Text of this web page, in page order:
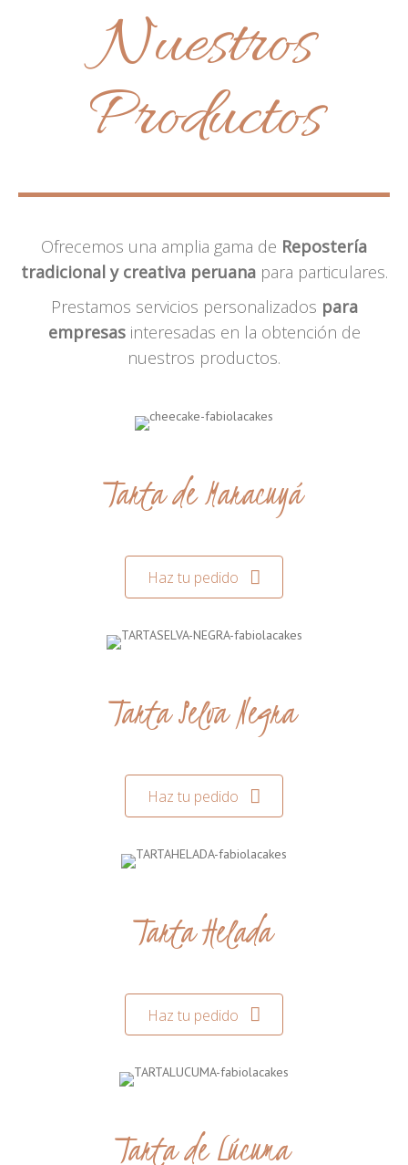
Nuestros
Productos
Ofrecemos una amplia gama de Repostería
tradicional y creativa peruanapara particulares.
Prestamos servicios personalizados para
empresasinteresadas en la obtención de
nuestros productos.
Tarta de Maracuyá
Haz tu pedido
Tarta Selva Negra
Haz tu pedido
Tarta Helada
Haz tu pedido
Tarta de Lúcuma